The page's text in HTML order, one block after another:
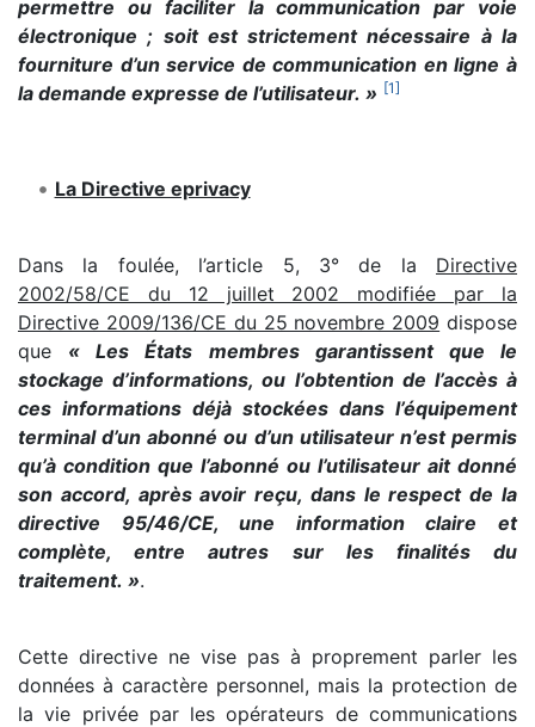
permettre ou faciliter la communication par voie
électronique ; soit est strictement nécessaire à la
fourniture d’un service de communication en ligne à
la demande expresse de l’utilisateur. » [1]
La Directive eprivacy
Dans la foulée, l’article 5, 3° de la Directive
2002/58/CE du 12 juillet 2002 modifiée par la
Directive 2009/136/CE du 25 novembre 2009 dispose
que « Les États membres garantissent que le
stockage d’informations, ou l’obtention de l’accès à
ces informations déjà stockées dans l’équipement
terminal d’un abonné ou d’un utilisateur n’est permis
qu’à condition que l’abonné ou l’utilisateur ait donné
son accord, après avoir reçu, dans le respect de la
directive 95/46/CE, une information claire et
complète, entre autres sur les finalités du
traitement. ».
Cette directive ne vise pas à proprement parler les
données à caractère personnel, mais la protection de
la vie privée par les opérateurs de communications